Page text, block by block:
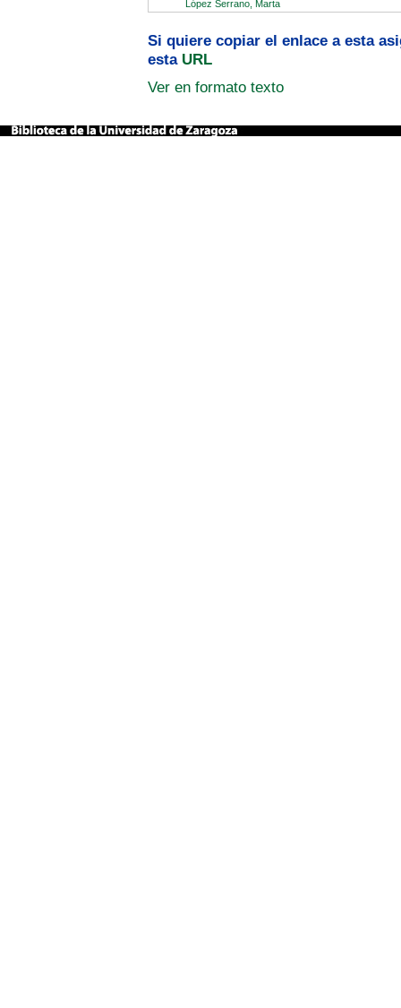
López Serrano, Marta
Si quiere copiar el enlace a esta
esta URL
Ver en formato texto